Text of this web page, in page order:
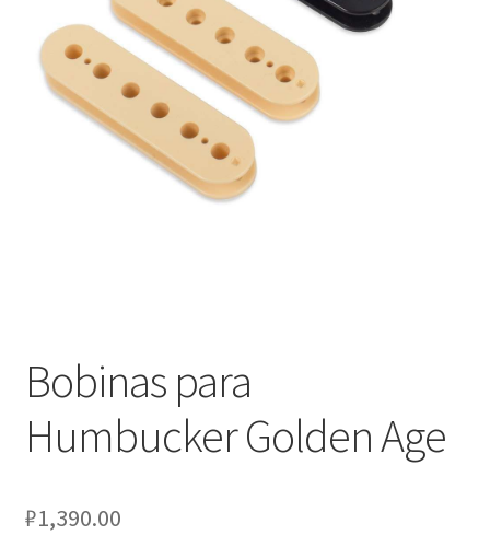
Оформление заказа
Подтверждение заказа
Bobinas para
Humbucker Golden Age
₽1,390.00